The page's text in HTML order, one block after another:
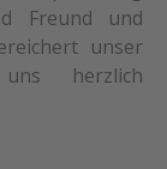
Freund und
unser
herzlich